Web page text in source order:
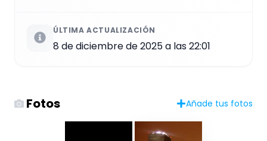
ÚLTIMA ACTUALIZACIÓN
8 de diciembre de 2025 a las 22:01
Fotos Añade tus fotos